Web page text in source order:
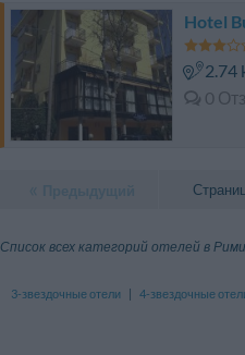
Hotel
2.74
0
Список всех категорий отелей в
3-звездочные отели | 4-звездочные